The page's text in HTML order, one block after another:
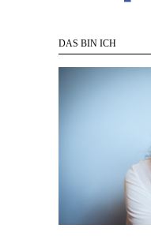
DAS BIN ICH